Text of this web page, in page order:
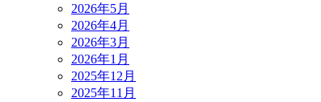
2026年5月
2026年4月
2026年3月
2026年1月
2025年12月
2025年11月